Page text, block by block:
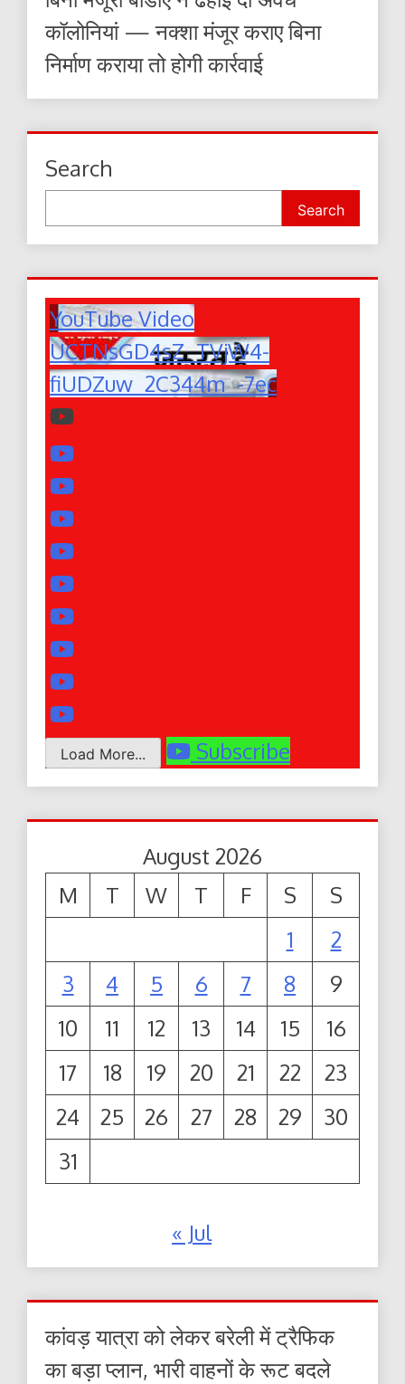
कॉलोनियां — नक्शा मंजूर कराए बिना
निर्माण कराया तो होगी कार्रवाई
Search
Search
YouTube Video
UCTNsGD4sZ_TVjW4-
fiUDZuw_2C344m_-7ec
Load More... Subscribe
August 2026
M
T W T F S
S
1
2
3
4 5 6 7 8
9
10
11 12 13 14 15
16
17
18 19 20 21 22
23
24
25 26 27 28 29
30
31
« Jul
कांवड़ यात्रा को लेकर बरेली में ट्रैफिक
का बड़ा प्लान, भारी वाहनों के रूट बदले